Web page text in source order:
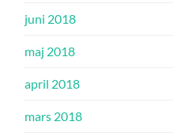
juni 2018
maj 2018
april 2018
mars 2018